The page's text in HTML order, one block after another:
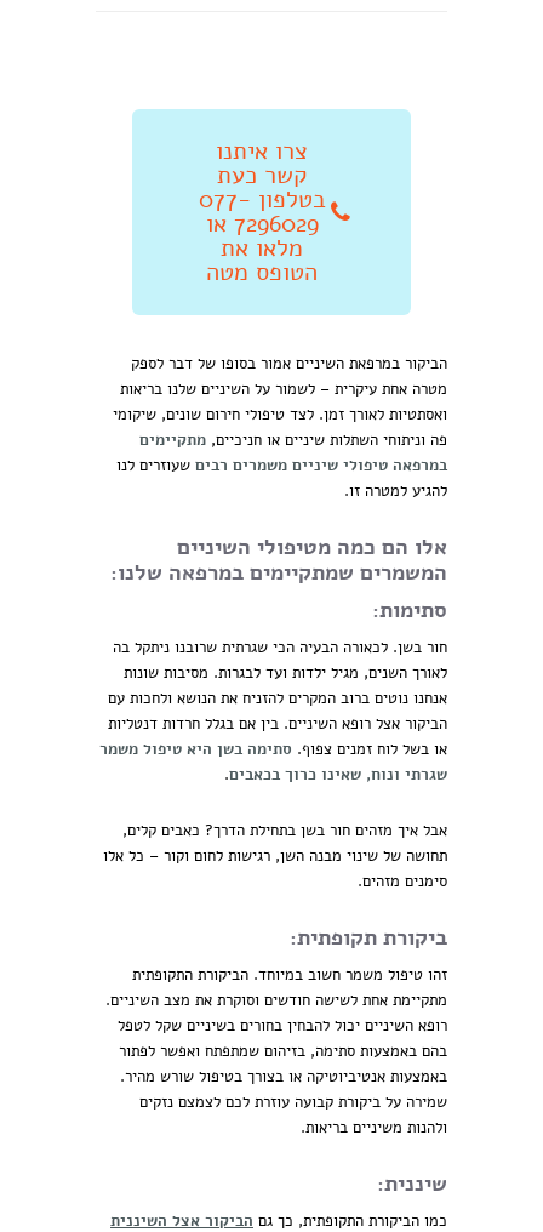
צרו איתנו
קשר כעת
בטלפון 077-
7296029 או
מלאו את
הטופס מטה
הביקור במרפאת השיניים אמור בסופו של דבר לספק
מטרה אחת עיקרית – לשמור על השיניים שלנו בריאות
ואסתטיות לאורך זמן. לצד טיפולי חירום שונים, שיקומי
פה וניתוחי השתלות שיניים או חניכיים, מתקיימים
במרפאה טיפולי שיניים משמרים רבים שעוזרים לנו
להגיע למטרה זו.
אלו הם כמה מטיפולי השיניים
המשמרים שמתקיימים במרפאה שלנו:
סתימות:
חור בשן. לכאורה הבעיה הכי שגרתית שרובנו ניתקל בה
לאורך השנים, מגיל ילדות ועד לבגרות. מסיבות שונות
אנחנו נוטים ברוב המקרים להזניח את הנושא ולחכות עם
הביקור אצל רופא השיניים. בין אם בגלל חרדות דנטליות
או בשל לוח זמנים צפוף. סתימה בשן היא טיפול משמר
שגרתי ונוח, שאינו כרוך בכאבים.
אבל איך מזהים חור בשן בתחילת הדרך? כאבים קלים,
תחושה של שינוי מבנה השן, רגישות לחום וקור – כל אלו
סימנים מזהים.
ביקורת תקופתית:
זהו טיפול משמר חשוב במיוחד. הביקורת התקופתית
מתקיימת אחת לשישה חודשים וסוקרת את מצב השיניים.
רופא השיניים יכול להבחין בחורים בשיניים שקל לטפל
בהם באמצעות סתימה, בזיהום שמתפתח ואפשר לפתור
באמצעות אנטיביוטיקה או בצורך בטיפול שורש מהיר.
שמירה על ביקורת קבועה עוזרת לכם לצמצם נזקים
ולהנות משיניים בריאות.
שיננית:
כמו הביקורת התקופתית, כך גם הביקור אצל השיננית